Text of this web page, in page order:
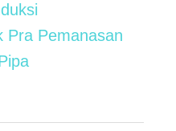
Pra Pemanasan